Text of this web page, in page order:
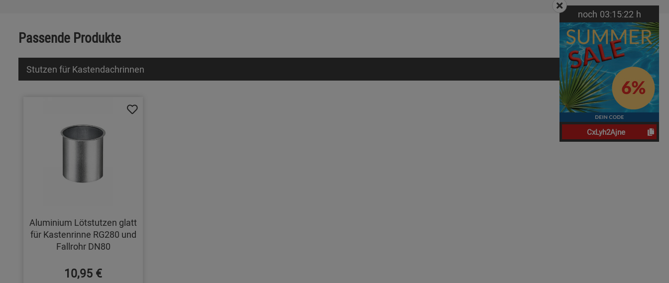
Passende Produkte
Stutzen für Kastendachrinnen
Aluminium Lötstutzen glatt
für Kastenrinne RG280 und
Fallrohr DN80
10,95 €
noch 03:15:21 h
CxLyh2Ajne